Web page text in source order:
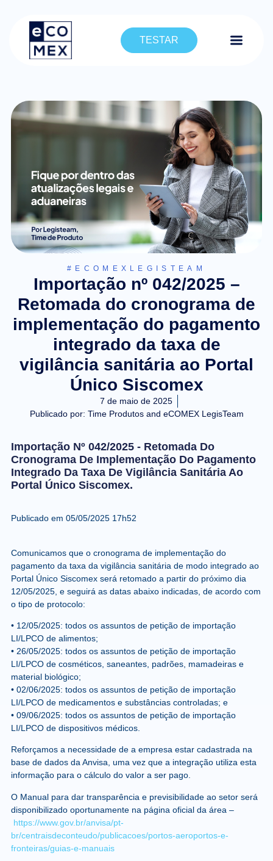
TESTAR
#ECOMEXLEGISTEAM
Importação nº 042/2025 –
Retomada do cronograma de
implementação do pagamento
integrado da taxa de
vigilância sanitária ao Portal
Único Siscomex
7 de maio de 2025
Publicado por: Time Produtos and eCOMEX LegisTeam
Importação Nº 042/2025 - Retomada Do
Cronograma De Implementação Do Pagamento
Integrado Da Taxa De Vigilância Sanitária Ao
Portal Único Siscomex.
Publicado em 05/05/2025 17h52
Comunicamos que o cronograma de implementação do
pagamento da taxa da vigilância sanitária de modo integrado ao
Portal Único Siscomex será retomado a partir do próximo dia
12/05/2025, e seguirá as datas abaixo indicadas, de acordo com
o tipo de protocolo:
• 12/05/2025: todos os assuntos de petição de importação
LI/LPCO de alimentos;
• 26/05/2025: todos os assuntos de petição de importação
LI/LPCO de cosméticos, saneantes, padrões, mamadeiras e
material biológico;
• 02/06/2025: todos os assuntos de petição de importação
LI/LPCO de medicamentos e substâncias controladas; e
• 09/06/2025: todos os assuntos de petição de importação
LI/LPCO de dispositivos médicos.
Reforçamos a necessidade de a empresa estar cadastrada na
base de dados da Anvisa, uma vez que a integração utiliza esta
informação para o cálculo do valor a ser pago.
O Manual para dar transparência e previsibilidade ao setor será
disponibilizado oportunamente na página oficial da área –
https://www.gov.br/anvisa/pt-
br/centraisdeconteudo/publicacoes/portos-aeroportos-e-
fronteiras/guias-e-manuais